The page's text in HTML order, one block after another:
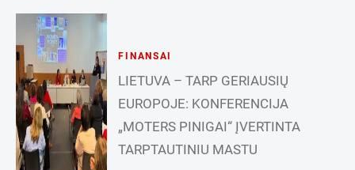
FINANSAI
LIETUVA – TARP GERIAUSIŲ
EUROPOJE: KONFERENCIJA
„MOTERS PINIGAI“ ĮVERTINTA
TARPTAUTINIU MASTU